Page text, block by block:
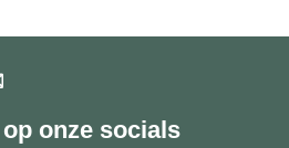
onze socials